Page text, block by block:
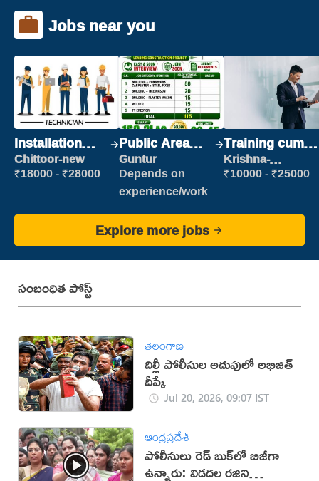
Jobs near you
Installation
Engineer/
Helper
Chittoor-new
₹18000 - ₹28000
Public Area
Cleaner
Guntur
Depends on
experience/work
Training cum
Placement
Krishna-
vijayawada
₹10000 - ₹25000
Explore more jobs
సంబంధిత పోస్ట్
తెలంగాణ
దిల్లీ పోలీసుల అదుపులో అభిజిత్‌
దీప్కే
Jul 20, 2026, 09:07 IST
ఆంధ్రప్రదేశ్
పోలీసులు రెడ్ బుక్‌లో బిజీగా
ఉన్నారు: విడదల రజిని